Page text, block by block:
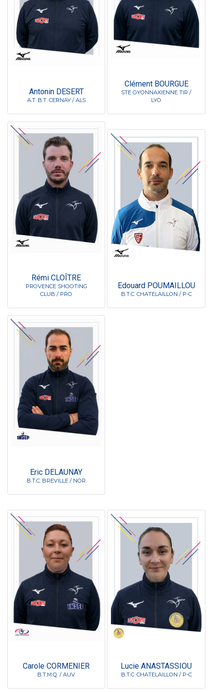
Antonin DESERT
A.T. B.T. CERNAY / ALS
Clément BOURGUE
STE OYONNAXIENNE TIR /
LYO
Rémi CLOÎTRE
PROVENCE SHOOTING
CLUB / PRO
Edouard POUMAILLOU
B.T.C. CHATELAILLON / P-C
Eric DELAUNAY
B.T.C. BREVILLE / NOR
Carole CORMENIER
B.T.M.Q. / AUV
Lucie ANASTASSIOU
B.T.C. CHATELAILLON / P-C